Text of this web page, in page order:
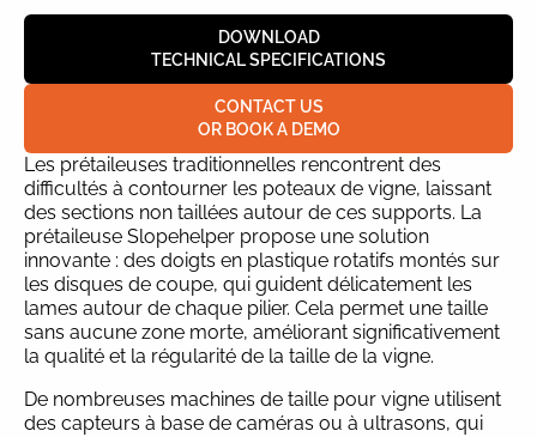
DOWNLOAD
TECHNICAL SPECIFICATIONS
CONTACT US
OR BOOK A DEMO
Les prétaileuses traditionnelles rencontrent des
difficultés à contourner les poteaux de vigne, laissant
des sections non taillées autour de ces supports. La
prétaileuse Slopehelper propose une solution
innovante : des doigts en plastique rotatifs montés sur
les disques de coupe, qui guident délicatement les
lames autour de chaque pilier. Cela permet une taille
sans aucune zone morte, améliorant significativement
la qualité et la régularité de la taille de la vigne.
De nombreuses machines de taille pour vigne utilisent
des capteurs à base de caméras ou à ultrasons, qui